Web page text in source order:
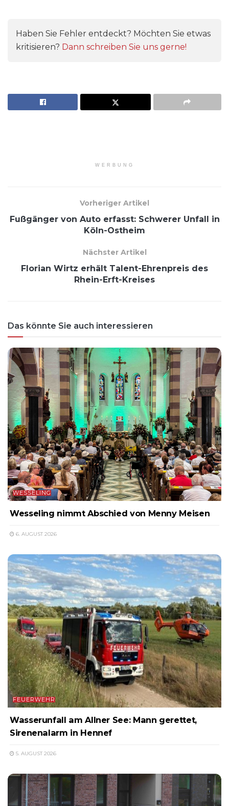
Haben Sie Fehler entdeckt? Möchten Sie etwas
kritisieren? Dann schreiben Sie uns gerne!
WERBUNG
Vorheriger Artikel
Fußgänger von Auto erfasst: Schwerer Unfall in
Köln-Ostheim
Nächster Artikel
Florian Wirtz erhält Talent-Ehrenpreis des
Rhein-Erft-Kreises
Das könnte Sie auch interessieren
WESSELING
Wesseling nimmt Abschied von Menny Meisen
6. AUGUST 2026
FEUERWEHR
Wasserunfall am Allner See: Mann gerettet,
Sirenenalarm in Hennef
5. AUGUST 2026